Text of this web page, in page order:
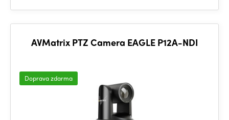
AVMatrix PTZ Camera EAGLE P12A-NDI
Doprava zdarma